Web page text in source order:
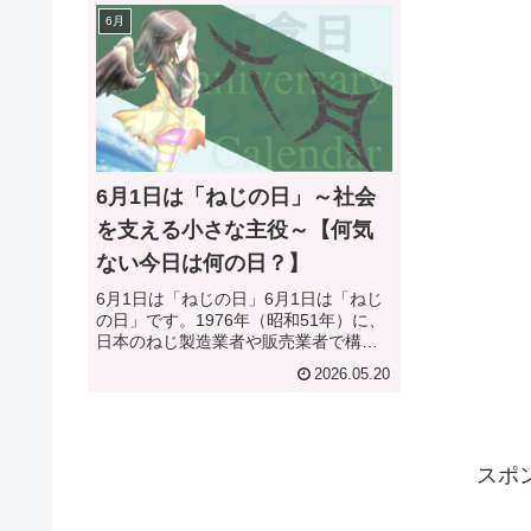
6月
6月1日は「ねじの日」～社会
を支える小さな主役～【何気
ない今日は何の日？】
6月1日は「ねじの日」6月1日は「ねじ
の日」です。1976年（昭和51年）に、
日本のねじ製造業者や販売業者で構成
される「ねじ商工連盟」が制定しまし
た。この記念日は、モノづくりに欠か
2026.05.20
スポ